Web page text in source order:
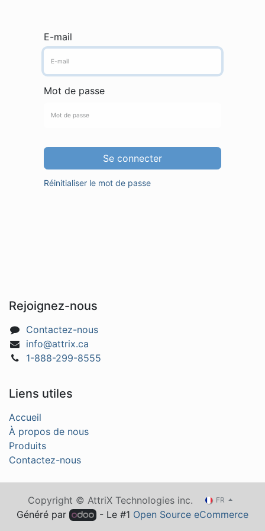
E-mail
Mot de passe
Se connecter
Réinitialiser le mot de passe
Rejoignez-nous
Contactez-nous
info@attrix.ca
1-888-299-8555
Liens utiles
Accueil
À propos de nous
Produits
Contactez-nous
Copyright © AttriX Technologies inc. FR
Généré par - Le #1 Open Source eCommerce